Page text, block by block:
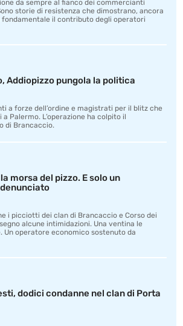
da sempre al fianco dei commercianti
storie di resistenza che dimostrano, ancora
fondamentale il contributo degli operatori
Addiopizzo pungola la politica
a forze dell’ordine e magistrati per il blitz che
Palermo. L’operazione ha colpito il
di Brancaccio.
morsa del pizzo. E solo un
i picciotti dei clan di Brancaccio e Corso dei
alcune intimidazioni. Una ventina le
operatore economico sostenuto da
dodici condanne nel clan di Porta